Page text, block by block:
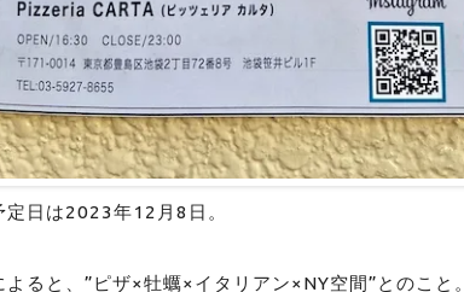
定日は2023年12月8日。
よると、”ピザ×牡蠣×イタリアン×NY空間”とのこと。